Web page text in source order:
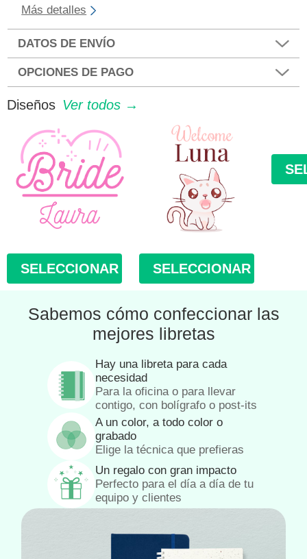
Más detalles
DATOS DE ENVÍO
OPCIONES DE PAGO
Diseños Ver todos →
SELECCIONAR SELECCIONAR
Sabemos cómo confeccionar las
mejores libretas
Hay una libreta para cada
necesidad
Para la oficina o para llevar
contigo, con bolígrafo o post-its
A un color, a todo color o
grabado
Elige la técnica que prefieras
Un regalo con gran impacto
Perfecto para el día a día de tu
equipo y clientes